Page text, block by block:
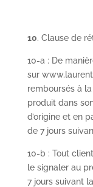
10. Clause de
10-a : De
sur
remboursés à
produit dans
d’origine et en
de 7 jours
10-b : Tout
le signaler au
7 jours suivant